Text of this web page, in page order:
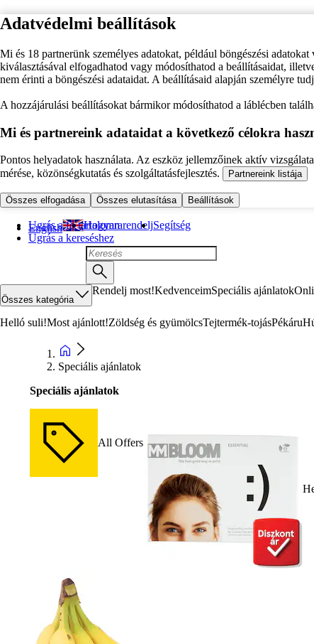
Adatvédelmi beállítások
Mi és 18 partnerünk személyes adatokat, például böngészési
kiválasztásával elfogadhatod vagy módosíthatod a beállításaidat,
nem érinti a böngészési adataidat. A beállításaid alapján személyre
A hozzájárulási beállításokat bármikor módosíthatod a láblécben
Mi és partnereink adataidat a következő célokra
Pontos helyadatok használata. Az eszköz jellemzőinek aktív
mérése, közönségkutatás és szolgáltatásfejlesztés.
Partnereink listája
Összes elfogadása Összes elutasítása Beállítások
Ugrás a fő tartalomra
Ugrás a kereséshez
English Hogyan rendeljSegítség
Összes kategória
Rendelj most!KedvenceimSpeciális ajánlatok
Helló suli!Most ajánlott!Zöldség és gyümölcsTejtermék-tojásPékáru
Speciális ajánlatok
Speciális ajánlatok
All Offers